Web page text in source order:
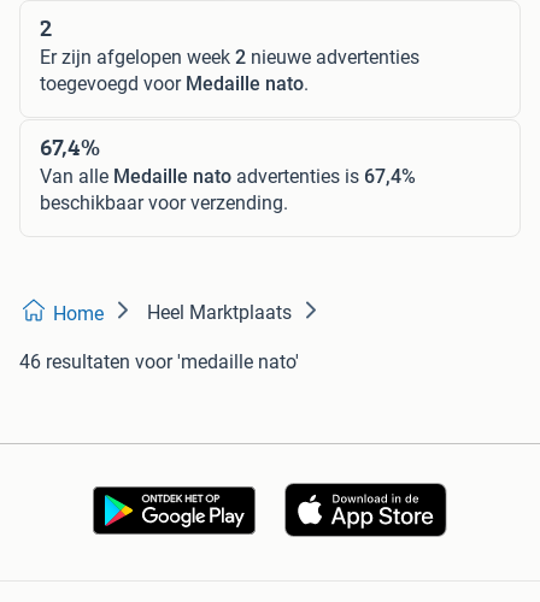
2
Er zijn afgelopen week 2 nieuwe advertenties
toegevoegd voor Medaille nato.
67,4%
Van alle Medaille nato advertenties is 67,4%
beschikbaar voor verzending.
Home Heel Marktplaats
46 resultaten voor 'medaille nato'